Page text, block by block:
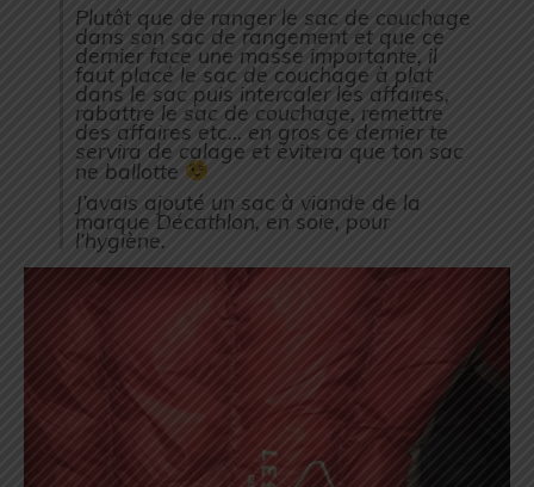
Plutôt que de ranger le sac de couchage
dans son sac de rangement et que ce
dernier face une masse importante, il
faut placé le sac de couchage à plat
dans le sac puis intercaler les affaires,
rabattre le sac de couchage, remettre
des affaires etc… en gros ce dernier te
servira de calage et évitera que ton sac
ne ballotte
J’avais ajouté un sac à viande de la
marque Décathlon, en soie, pour
l’hygiène.